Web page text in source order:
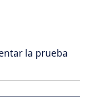
la prueba